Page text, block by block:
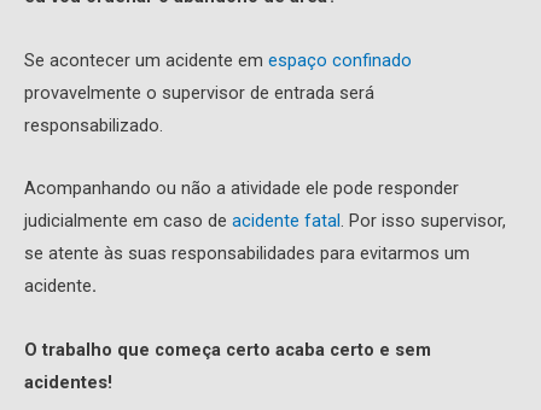
Se acontecer um acidente em espaço confinado
provavelmente o supervisor de entrada será
responsabilizado.
Acompanhando ou não a atividade ele pode responder
judicialmente em caso de acidente fatal. Por isso supervisor,
se atente às suas responsabilidades para evitarmos um
acidente.
O trabalho que começa certo acaba certo e sem
acidentes!